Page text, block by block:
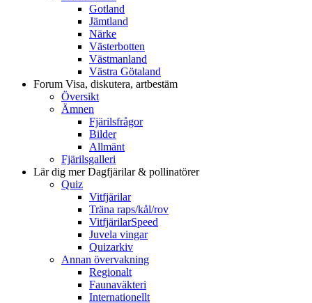
Gotland
Jämtland
Närke
Västerbotten
Västmanland
Västra Götaland
Forum Visa, diskutera, artbestäm
Översikt
Ämnen
Fjärilsfrågor
Bilder
Allmänt
Fjärilsgalleri
Lär dig merDagfjärilar & pollinatörer
Quiz
Vitfjärilar
Träna raps/kål/rov
VitfjärilarSpeed
Juvela vingar
Quizarkiv
Annan övervakning
Regionalt
Faunaväkteri
Internationellt